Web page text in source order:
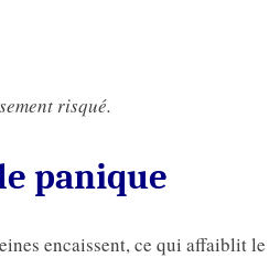
risqué.
panique
encaissent, ce qui affaiblit le